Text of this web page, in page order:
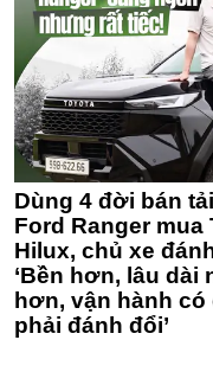
Dùng 4 đời bán
Ford Ranger mua
Hilux, chủ xe
‘Bền hơn, lâu dài
hơn, vận hành có
phải đánh đổi’